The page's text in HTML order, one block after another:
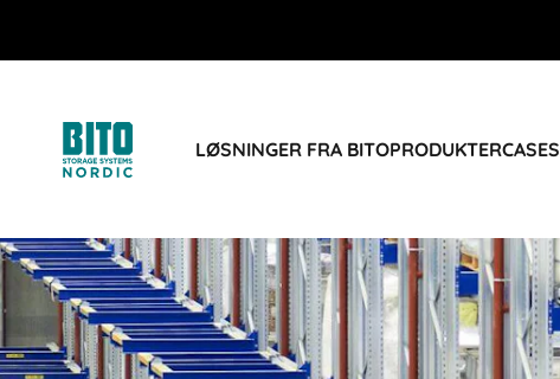
LØSNINGER FRA BITOPRODUKTERCASES